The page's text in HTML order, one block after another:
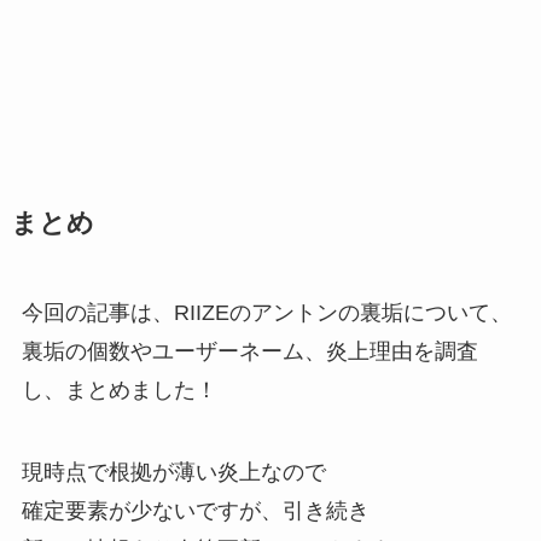
まとめ
今回の記事は、RIIZEのアントンの裏垢について、
裏垢の個数やユーザーネーム、炎上理由を調査
し、まとめました！
現時点で根拠が薄い炎上なので
確定要素が少ないですが、引き続き